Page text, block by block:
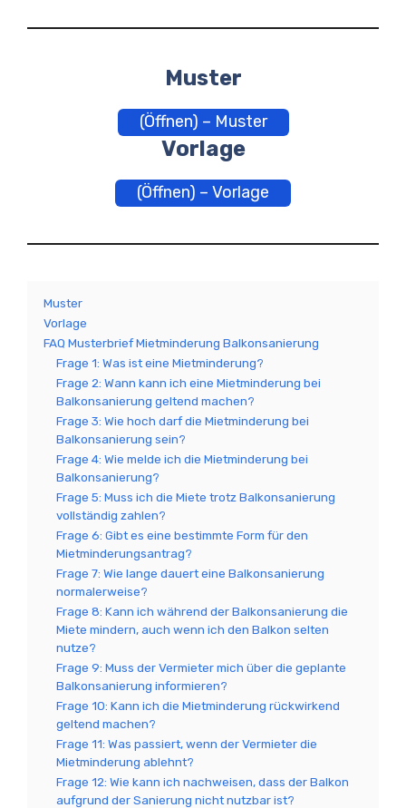
Muster
(Öffnen) – Muster
Vorlage
(Öffnen) – Vorlage
Muster
Vorlage
FAQ Musterbrief Mietminderung Balkonsanierung
Frage 1: Was ist eine Mietminderung?
Frage 2: Wann kann ich eine Mietminderung bei
Balkonsanierung geltend machen?
Frage 3: Wie hoch darf die Mietminderung bei
Balkonsanierung sein?
Frage 4: Wie melde ich die Mietminderung bei
Balkonsanierung?
Frage 5: Muss ich die Miete trotz Balkonsanierung
vollständig zahlen?
Frage 6: Gibt es eine bestimmte Form für den
Mietminderungsantrag?
Frage 7: Wie lange dauert eine Balkonsanierung
normalerweise?
Frage 8: Kann ich während der Balkonsanierung die
Miete mindern, auch wenn ich den Balkon selten
nutze?
Frage 9: Muss der Vermieter mich über die geplante
Balkonsanierung informieren?
Frage 10: Kann ich die Mietminderung rückwirkend
geltend machen?
Frage 11: Was passiert, wenn der Vermieter die
Mietminderung ablehnt?
Frage 12: Wie kann ich nachweisen, dass der Balkon
aufgrund der Sanierung nicht nutzbar ist?